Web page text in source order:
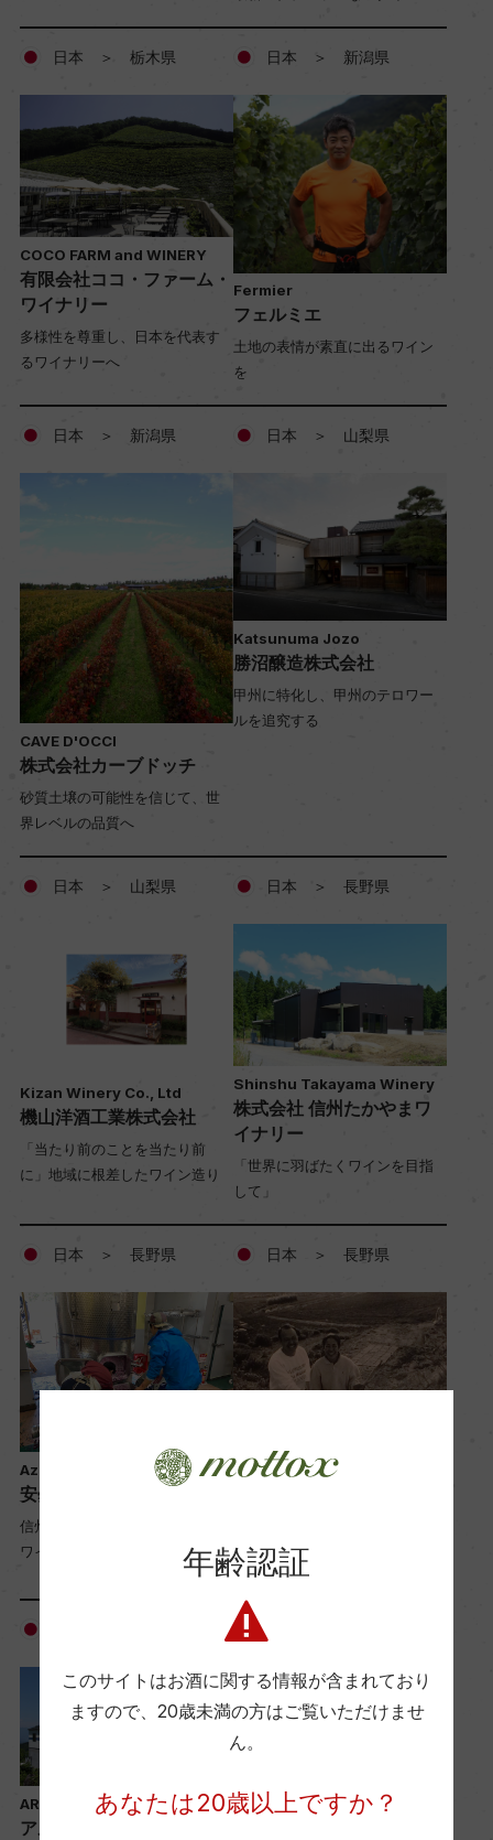
日本 ＞ 栃木県
COCO FARM and WINERY
有限会社ココ・ファーム・
ワイナリー
多様性を尊重し、日本を代表す
るワイナリーへ
日本 ＞ 新潟県
Fermier
フェルミエ
土地の表情が素直に出るワイン
を
日本 ＞ 新潟県
CAVE D'OCCI
株式会社カーブドッチ
砂質土壌の可能性を信じて、世
界レベルの品質へ
日本 ＞ 山梨県
Katsunuma Jozo
勝沼醸造株式会社
甲州に特化し、甲州のテロワー
ルを追究する
日本 ＞ 山梨県
Kizan Winery Co., Ltd
機山洋酒工業株式会社
「当たり前のことを当たり前
に」地域に根差したワイン造り
日本 ＞ 長野県
Shinshu Takayama Winery
株式会社 信州たかやまワ
イナリー
「世界に羽ばたくワインを目指
して」
日本 ＞ 長野県
Azumino Winery
安曇野ワイナリー株式会社
信州安曇野。大地の一滴を醸す
ワイナリー
日本 ＞ 長野県
Villa d'est Gardenfarm and
ARC-EN-VIGNE
アルカンヴィーニュ
Northern Alps Vineyards
年齢認証
このサイトはお酒に関する情報が含まれており
ますので、 20歳未満の方はご覧いただけませ
ん。
あなたは20歳以上ですか？